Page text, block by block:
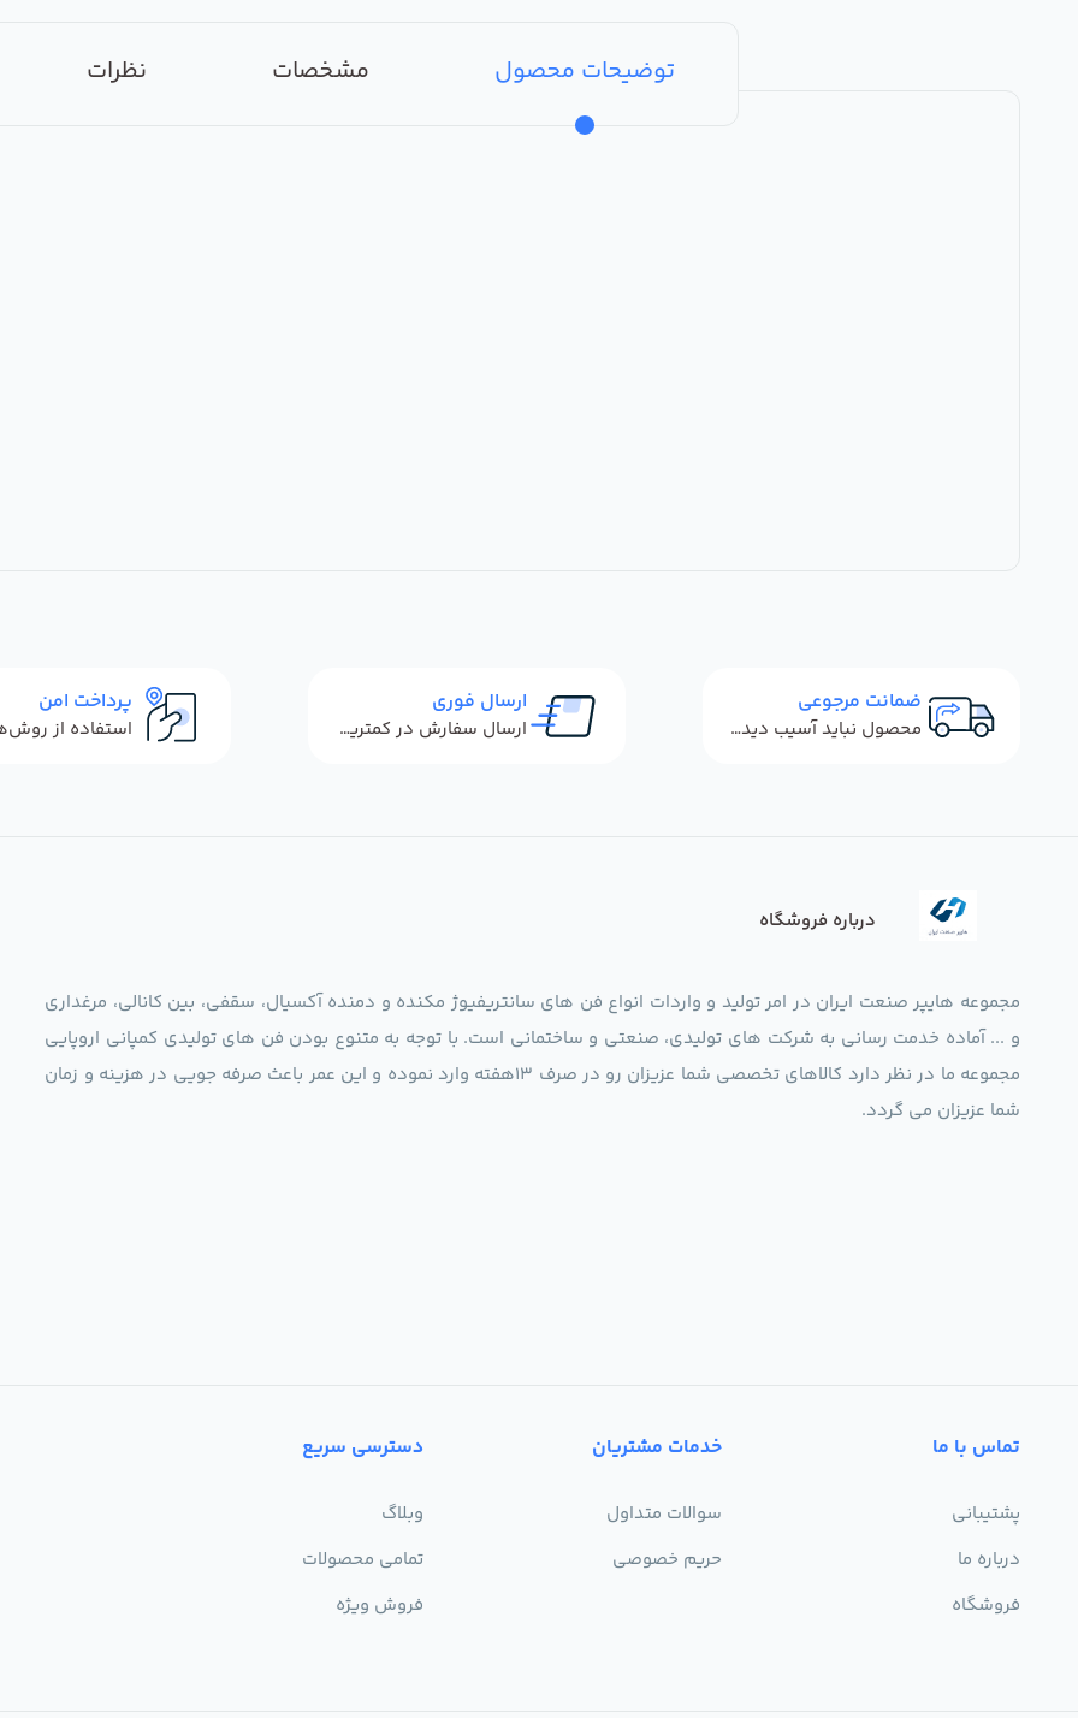
توضیحات محصول مشخصات نظرات
ضمانت مرجوعی
محصول نباید آسیب دیده باشد
ارسال فوری
ارسال سفارش در کمترین زمان ممکن
پرداخت امن
درباره فروشگاه
مجموعه هایپر صنعت ایران در امر تولید و واردات انواع فن های سانتریفیوژ مکنده و دمنده آکسیال، سقفی، بین کانالی، مرغداری
و ... آماده خدمت رسانی به شرکت های تولیدی، صنعتی و ساختمانی است. با توجه به متنوع بودن فن های تولیدی کمپانی اروپایی
مجموعه ما در نظر دارد کالاهای تخصصی شما عزیزان رو در صرف 13هفته وارد نموده و این عمر باعث صرفه جویی در هزینه و زمان
شما عزیزان می گردد.
تماس با ما
پشتیبانی
درباره ما
فروشگاه
خدمات مشتریان
سوالات متداول
حریم خصوصی
دسترسی سریع
وبلاگ
تمامی محصولات
فروش ویژه